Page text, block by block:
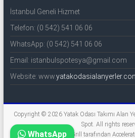
İstanbul Geneli Hizmet
Telefon: (0 542) 541 06 06
WhatsApp: (0 542) 541 06 06
Email: istanbulspotesya@gmail.com
Website: www.
Copyright © 2026 Yatak Odası Takımı Alan
Spot. All rights
Tema: ThemeGrill tarafından
WhatsApp